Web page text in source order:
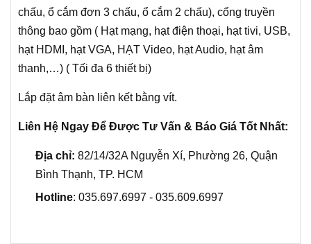
chấu, ổ cắm đơn 3 chấu, ổ cắm 2 chấu), cổng truyền
thông bao gồm ( Hạt mạng, hạt điện thoại, hạt tivi, USB,
hạt HDMI, hạt VGA, HẠT Video, hạt Audio, hạt âm
thanh,…) ( Tối đa 6 thiết bị)
Lắp đặt âm bàn liên kết bằng vít.
Liên Hệ Ngay Để Được Tư Vấn & Báo Giá Tốt Nhất:
Địa chỉ: 82/14/32A Nguyễn Xí, Phường 26, Quận
Bình Thạnh, TP. HCM
Hotline: 035.697.6997 - 035.609.6997